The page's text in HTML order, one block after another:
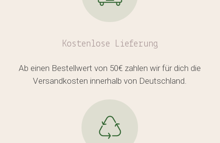
Kostenlose Lieferung
Ab einen Bestellwert von 50€ zahlen wir für dich die
Versandkosten innerhalb von Deutschland.